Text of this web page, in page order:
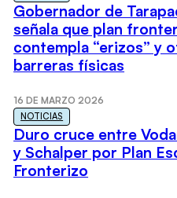
Gobernador de
señala que plan
contempla “erizos” y
barreras físicas
16 DE MARZO 2026
NOTICIAS
Duro cruce entre
y Schalper por Plan
Fronterizo